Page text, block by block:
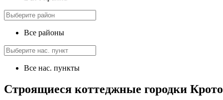
Все районы
Все нас. пункты
Строящиеся коттеджные городки